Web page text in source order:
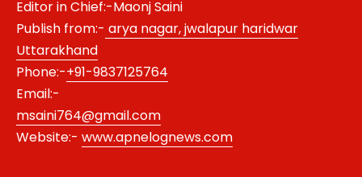
Editor in Chief:-Maonj Saini
Publish from:- arya nagar, jwalapur haridwar
Uttarakhand
Phone:-+91-9837125764
Email:-
msaini764@gmail.com
Website:- www.apnelognews.com